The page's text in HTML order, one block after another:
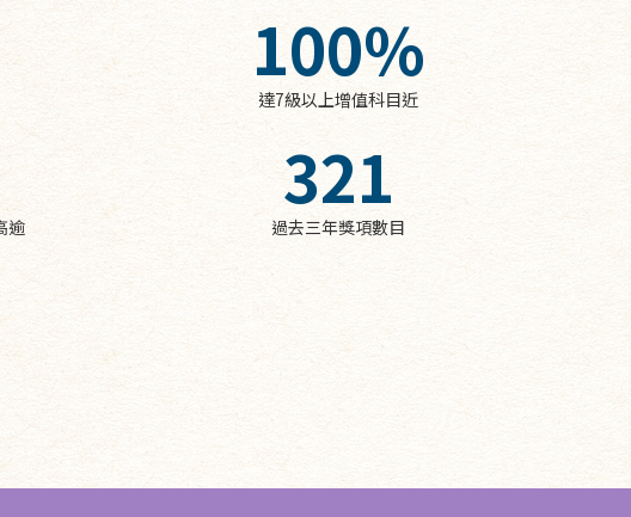
100%
達7級以上增值科目近
逾
321
過去三年獎項數目